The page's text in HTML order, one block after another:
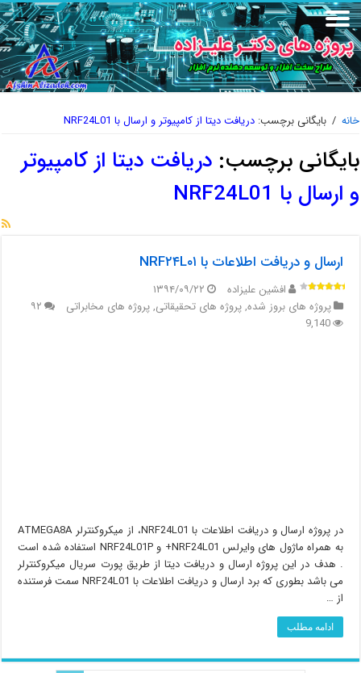
خانه / بایگانی برچسب:دریافت دیتا از کامپیوتر و ارسال با NRF24L01
بایگانی برچسب:دریافت دیتا از کامپیوتر
و ارسال با NRF24L01
ارسال و دریافت اطلاعات با NRF۲۴L۰۱
افشین علیزاده
۱۳۹۴/۰۹/۲۲
پروژه های بروز شده,پروژه های تحقیقاتی,پروژه های مخابراتی
۹۲
9,140
در پروژه ارسال و دریافت اطلاعات با NRF24L01، از میکروکنترلر ATMEGA8A
به همراه ماژول های وایرلس NRF24L01+ و NRF24L01P استفاده شده است
. هدف در این پروژه ارسال و دریافت دیتا از طریق پورت سریال میکروکنترلر
می باشد بطوری که برد ارسال و دریافت اطلاعات با NRF24L01 سمت فرستنده
از …
ادامه مطلب